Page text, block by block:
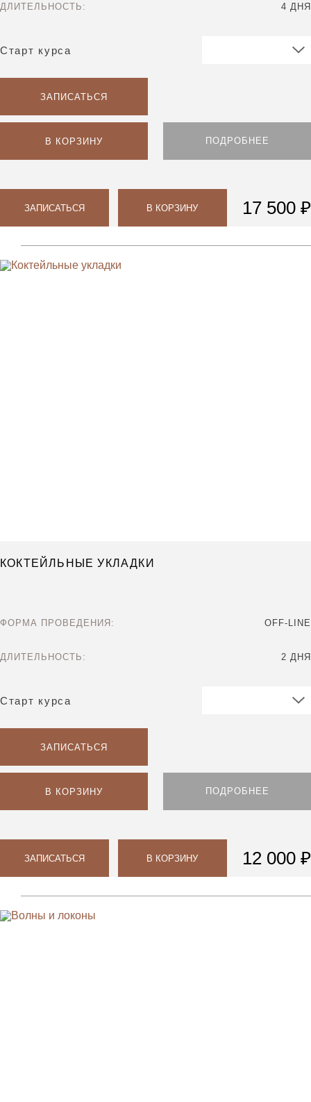
ДЛИТЕЛЬНОСТЬ: 4 ДНЯ
Старт курса
ЗАПИСАТЬСЯ
В КОРЗИНУ ПОДРОБНЕЕ
ЗАПИСАТЬСЯ В КОРЗИНУ 17 500 ₽
КОКТЕЙЛЬНЫЕ УКЛАДКИ
ФОРМА ПРОВЕДЕНИЯ: OFF-LINE
ДЛИТЕЛЬНОСТЬ: 2 ДНЯ
Старт курса
ЗАПИСАТЬСЯ
В КОРЗИНУ ПОДРОБНЕЕ
ЗАПИСАТЬСЯ В КОРЗИНУ 12 000 ₽